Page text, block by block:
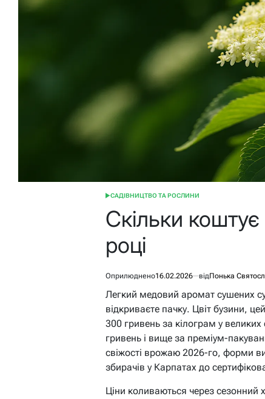
ОПУБЛІКУВАТИ
САДІВНИЦТВО ТА РОСЛИНИ
Скільки
році
Оприлюднено16.02.2026 відПонька
Легкий медовий аромат сушених
відкриваєте пачку. Цвіт бузини,
300 гривень за кілограм у
гривень і вище за преміум-
свіжості врожаю 2026-го, форми
збирачів у Карпатах до
Ціни коливаються через сезонний